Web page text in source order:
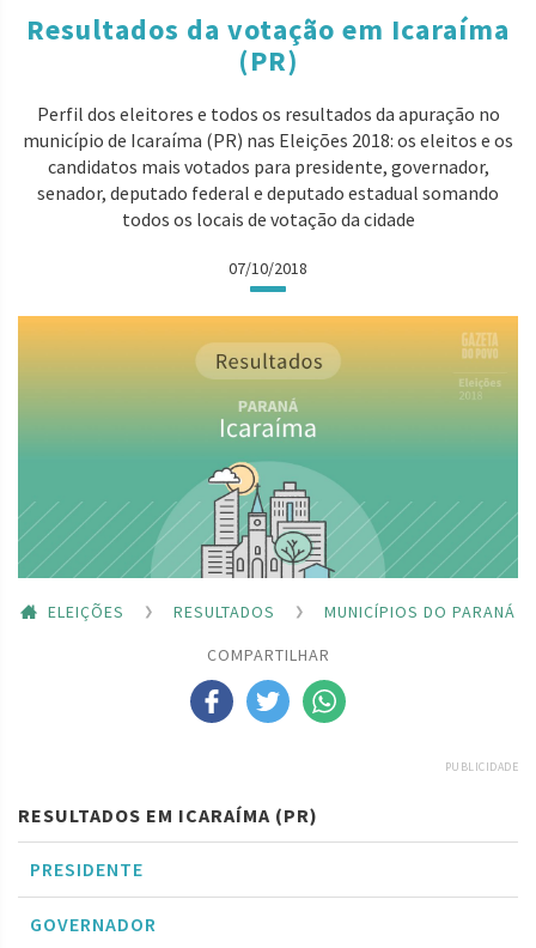
Resultados da votação em Icaraíma
(PR)
Perfil dos eleitores e todos os resultados da apuração no
município de Icaraíma (PR) nas Eleições 2018: os eleitos e os
candidatos mais votados para presidente, governador,
senador, deputado federal e deputado estadual somando
todos os locais de votação da cidade
07/10/2018
ELEIÇÕES RESULTADOS
MUNICÍPIOS DO PARANÁ
COMPARTILHAR
PUBLICIDADE
RESULTADOS EM ICARAÍMA (PR)
PRESIDENTE
GOVERNADOR